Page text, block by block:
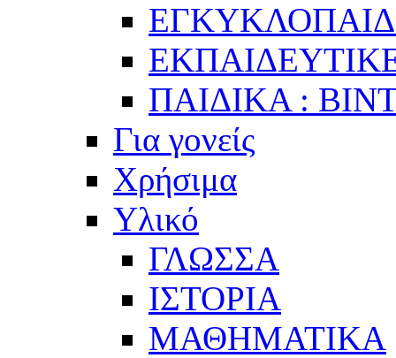
ΠΑΙΔΙΚΑ :
Για γονείς
Χρήσιμα
Υλικό
ΓΛΩΣΣΑ
ΙΣΤΟΡΙΑ
ΜΑΘΗΜΑΤΙΚΑ